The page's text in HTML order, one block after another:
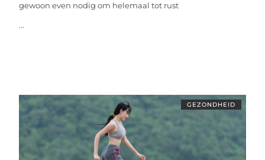
gewoon even nodig om helemaal tot rust
...
GEZONDHEID